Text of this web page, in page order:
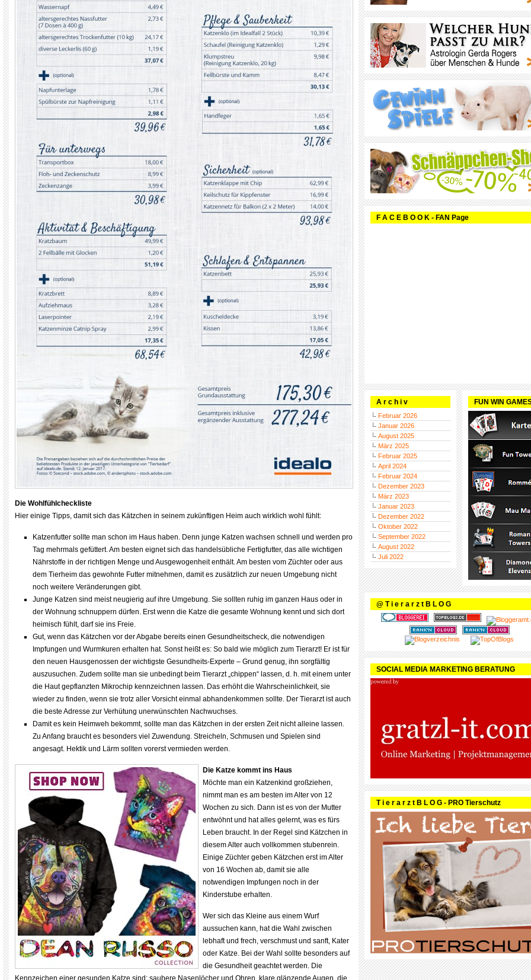
Die Wohlfühlcheckliste
Hier einige Tipps, damit sich das Kätzchen in seinem zukünftigen Heim auch wirklich wohl fühlt:
Katzenfutter sollte man schon im Haus haben. Denn junge Katzen wachsen schnell und werden pro
Tag mehrmals gefüttert. Am besten eignet sich das handelsübliche Fertigfutter, das alle wichtigen
Nährstoffe in der richtigen Menge und Ausgewogenheit enthält. Am besten vom Züchter oder aus
dem Tierheim das gewohnte Futter mitnehmen, damit es zusätzlich zur neuen Umgebung nicht
noch weitere Veränderungen gibt.
Junge Katzen sind meist neugierig auf ihre Umgebung. Sie sollten ruhig im ganzen Haus oder in
der Wohnung schnuppern dürfen. Erst wenn die Katze die gesamte Wohnung kennt und sich dort
heimisch fühlt, darf sie ins Freie.
Gut, wenn das Kätzchen vor der Abgabe bereits einen Gesundheitscheck, die notwendigen
Impfungen und Wurmkuren erhalten hat. Sonst heißt es: So bald wie möglich zum Tierarzt! Er ist für
den neuen Hausgenossen der wichtigste Gesundheits-Experte – Grund genug, ihn sorgfältig
auszusuchen. Zudem sollte man sie unbedingt beim Tierarzt „chippen“ lassen, d. h. mit einem unter
die Haut gepflanzten Mikrochip kennzeichnen lassen. Das erhöht die Wahrscheinlichkeit, sie
wieder zu finden, wenn sie trotz aller Vorsicht einmal abhandenkommen sollte. Der Tierarzt ist auch
die beste Adresse zur Verhütung unerwünschten Nachwuchses.
Damit es kein Heimweh bekommt, sollte man das Kätzchen in der ersten Zeit nicht alleine lassen.
Zu Anfang braucht es besonders viel Zuwendung. Streicheln, Schmusen und Spielen sind
angesagt. Hektik und Lärm sollten vorerst vermieden werden.
Die Katze kommt ins Haus
Möchte man ein Katzenkind großziehen,
nimmt man es am besten im Alter von 12
Wochen zu sich. Dann ist es von der Mutter
entwöhnt und hat alles gelernt, was es fürs
Leben braucht. In der Regel sind Kätzchen in
diesem Alter auch vollkommen stubenrein.
Einige Züchter geben Kätzchen erst im Alter
von 16 Wochen ab, damit sie alle
notwendigen Impfungen noch in der
Kinderstube erhalten.
Wer sich das Kleine aus einem Wurf
aussuchen kann, hat die Wahl zwischen
lebhaft und frech, verschmust und sanft, Kater
oder Katze. Bei der Wahl sollte besonders auf
die Gesundheit geachtet werden. Die
Kennzeichen einer gesunden Katze sind: saubere Nasenlöcher und Ohren, klare glänzende Augen, die
F A C E B O O K - FAN Page
A r c h i v
Februar 2026
Januar 2026
August 2025
März 2025
Februar 2025
April 2024
Februar 2024
Dezember 2023
März 2023
Januar 2023
Dezember 2022
Oktober 2022
September 2022
August 2022
Juli 2022
FUN WIN
@ T i e r a r z t B L O G
SOCIAL MEDIA MARKETING BERATUNG
T i e r a r z t B L O G - PRO Tierschutz